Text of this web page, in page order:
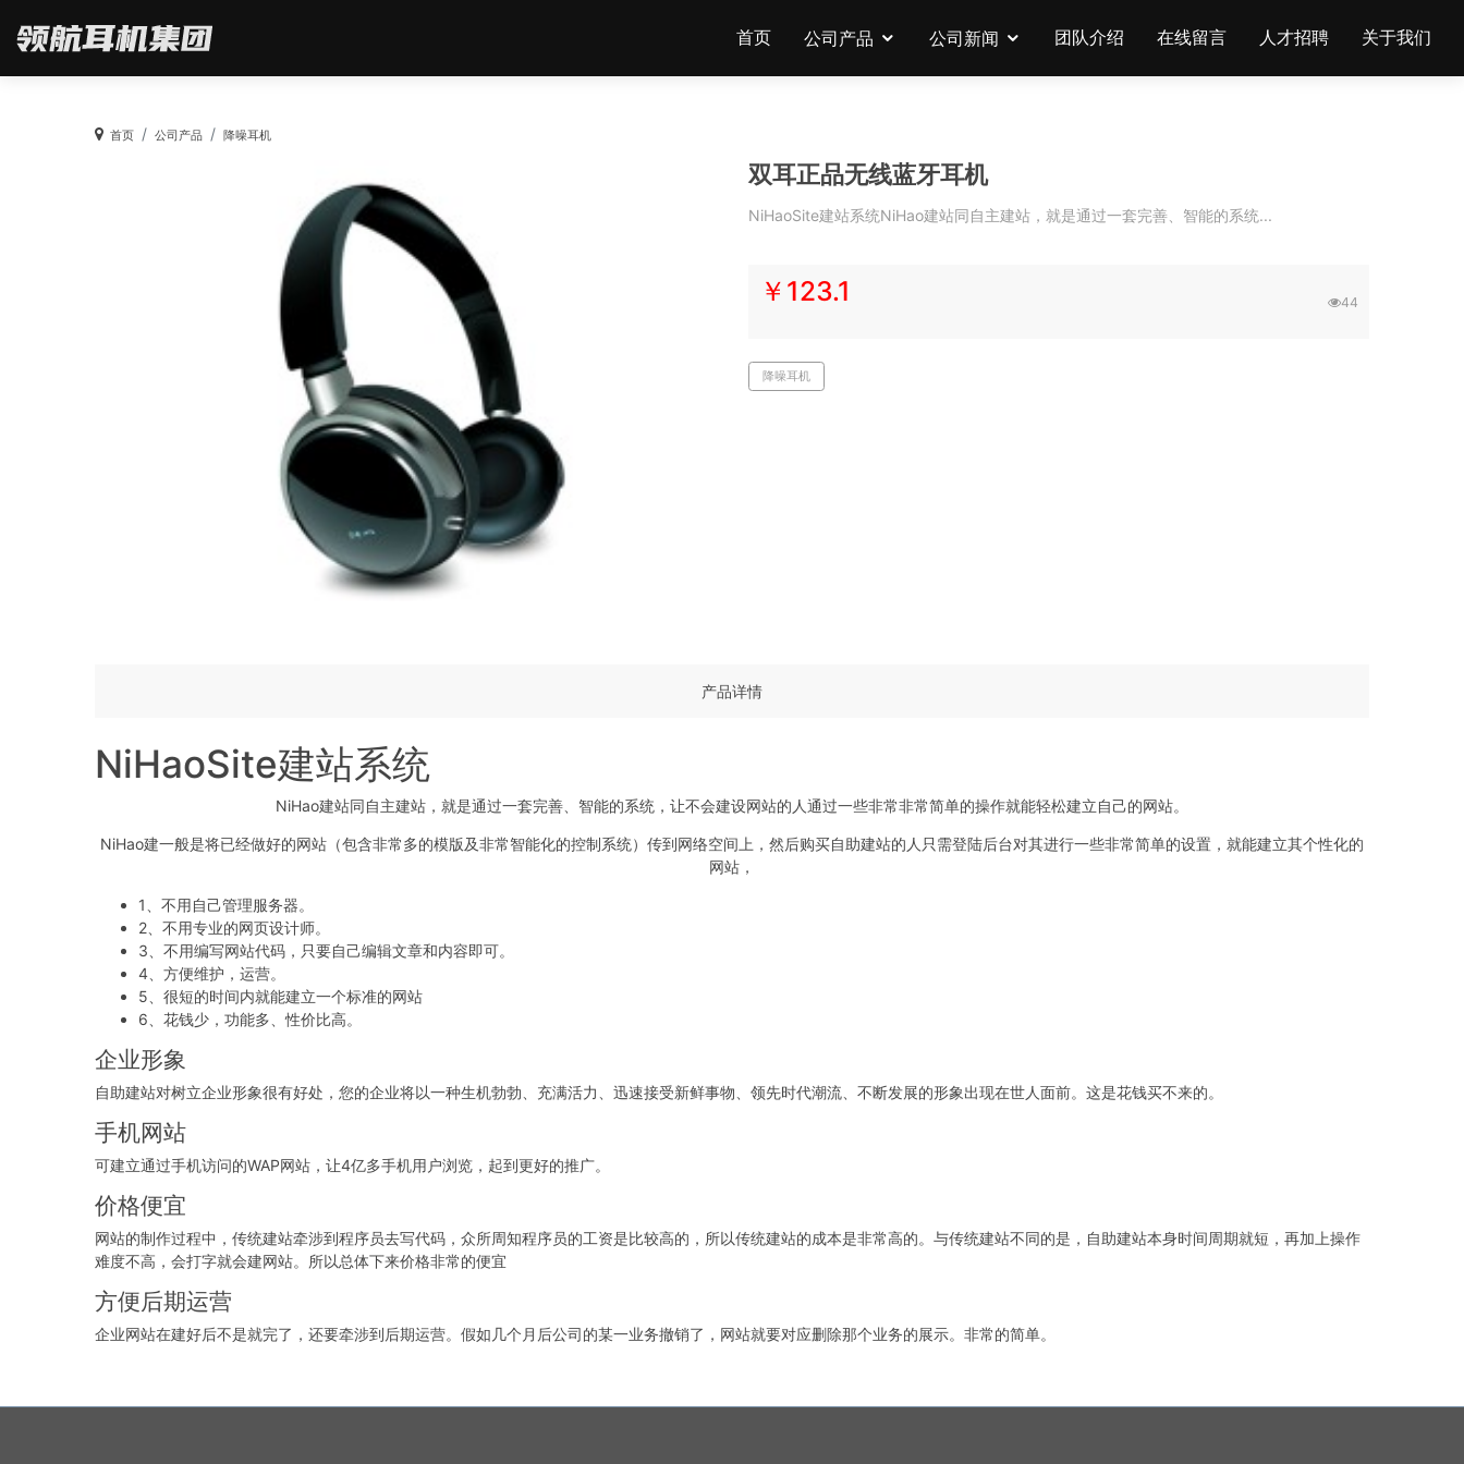
首页 公司产品 公司新闻 团队介绍 在线留言 人才招聘 关于我们
首页 公司产品 降噪耳机
双耳正品无线蓝牙耳机
NiHaoSite建站系统NiHao建站同自主建站，就是通过一套完善、智能的系统...
￥123.1 44
降噪耳机
产品详情
NiHaoSite建站系统
NiHao建站同自主建站，就是通过一套完善、智能的系统，让不会建设网站的人通过一些非常非常简单的操作就能轻松建立自己的网站。
NiHao建一般是将已经做好的网站（包含非常多的模版及非常智能化的控制系统）传到网络空间上，然后购买自助建站的人只需登陆后台对其进行一些非常简单的设置，就能建立其个性化的
网站，
1、不用自己管理服务器。
2、不用专业的网页设计师。
3、不用编写网站代码，只要自己编辑文章和内容即可。
4、方便维护，运营。
5、很短的时间内就能建立一个标准的网站
6、花钱少，功能多、性价比高。
企业形象
自助建站对树立企业形象很有好处，您的企业将以一种生机勃勃、充满活力、迅速接受新鲜事物、领先时代潮流、不断发展的形象出现在世人面前。这是花钱买不来的。
手机网站
可建立通过手机访问的WAP网站，让4亿多手机用户浏览，起到更好的推广。
价格便宜
网站的制作过程中，传统建站牵涉到程序员去写代码，众所周知程序员的工资是比较高的，所以传统建站的成本是非常高的。与传统建站不同的是，自助建站本身时间周期就短，再加上操作
难度不高，会打字就会建网站。所以总体下来价格非常的便宜
方便后期运营
企业网站在建好后不是就完了，还要牵涉到后期运营。假如几个月后公司的某一业务撤销了，网站就要对应删除那个业务的展示。非常的简单。